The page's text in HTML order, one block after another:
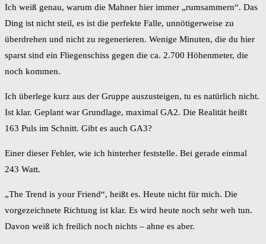
Ich weiß genau, warum die Mahner hier immer „rumsammern“. Das
Ding ist nicht steil, es ist die perfekte Falle, unnötigerweise zu
überdrehen und nicht zu regenerieren. Wenige Minuten, die du hier
sparst sind ein Fliegenschiss gegen die ca. 2.700 Höhenmeter, die
noch kommen.
Ich überlege kurz aus der Gruppe auszusteigen, tu es natürlich nicht.
Ist klar. Geplant war Grundlage, maximal GA2. Die Realität heißt
163 Puls im Schnitt. Gibt es auch GA3?
Einer dieser Fehler, wie ich hinterher feststelle. Bei gerade einmal
243 Watt.
„The Trend is your Friend“, heißt es. Heute nicht für mich. Die
vorgezeichnete Richtung ist klar. Es wird heute noch sehr weh tun.
Davon weiß ich freilich noch nichts – ahne es aber.